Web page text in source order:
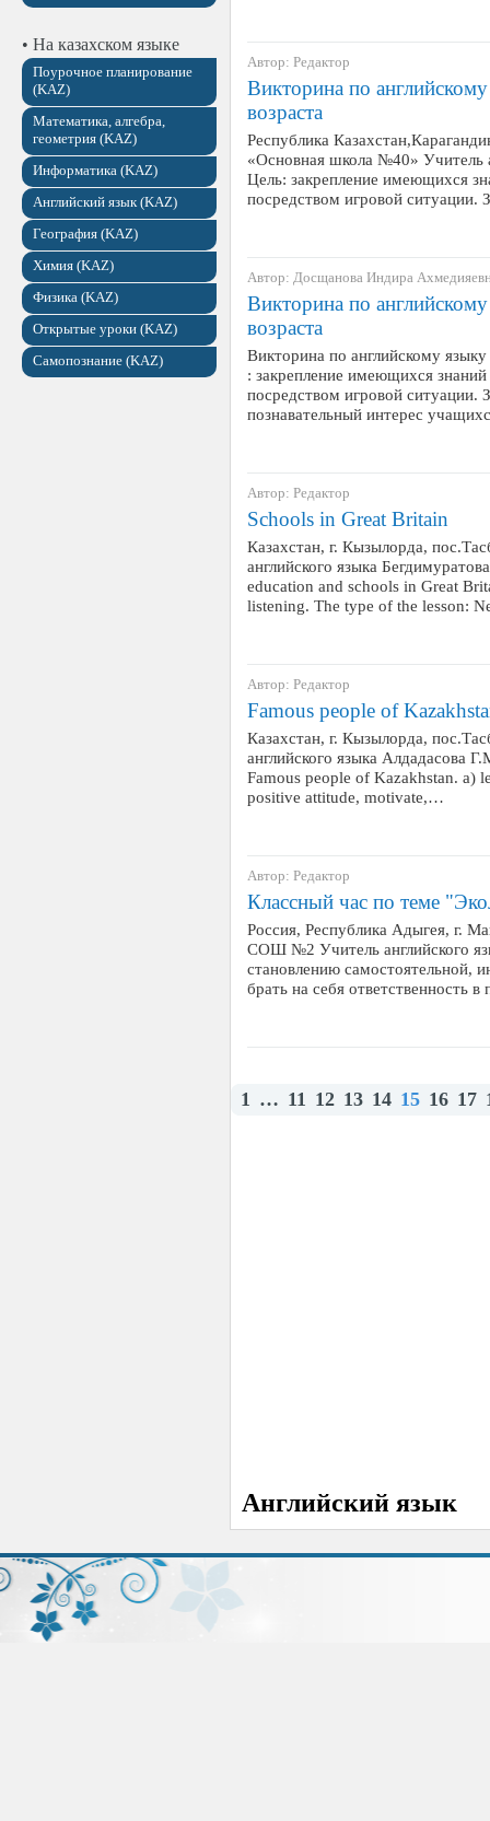
• На казахском языке
Поурочное планирование
(KAZ)
Математика, алгебра,
геометрия (KAZ)
Информатика (KAZ)
Английский язык (KAZ)
География (KAZ)
Химия (KAZ)
Физика (KAZ)
Открытые уроки (KAZ)
Самопознание (KAZ)
Автор: Редактор
Викторина по
возраста
Республика
«Основная школа №40» Учитель
Цель: закрепление имеющихся
посредством игровой ситуации.
Автор: Досщанова Индира
Викторина по
возраста
Викторина по английскому
: закрепление имеющихся знаний
посредством игровой ситуации.
познавательный интерес
Автор: Редактор
Schools in Great Britain
Казахстан, г. Кызылорда,
английского языка
education and schools in Great
listening. The type of the lesson:
Автор: Редактор
Famous people of
Казахстан, г. Кызылорда,
английского языка Алдадасова
Famous people of Kazakhstan. a)
positive attitude, motivate,…
Автор: Редактор
Классный час по теме
Россия, Республика Адыгея, г.
СОШ №2 Учитель английского
становлению самостоятельной,
брать на себя ответственность
1 … 11 12 13 14 15 16 17
Английский язык